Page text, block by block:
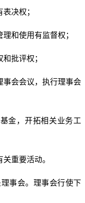
决权；
和使用有监督权；
批评权；
事会会议，执行理事会
金，开拓相关业务工
重要活动。
事会。理事会行使下